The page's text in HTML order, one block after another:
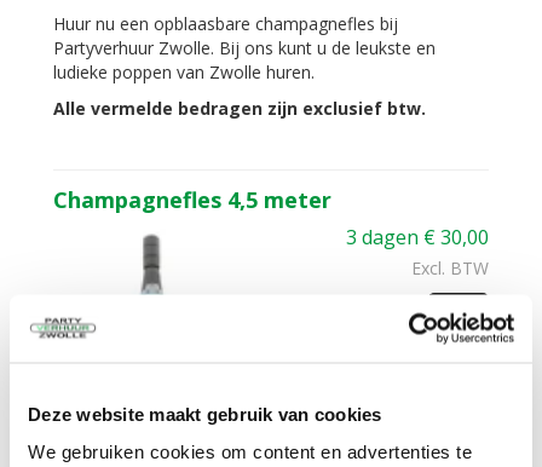
Deze website maakt gebruik van cookies
We gebruiken cookies om content en advertenties te
Huur nu een opblaasbare champagnefles bij
Partyverhuur Zwolle. Bij ons kunt u de leukste en
ludieke poppen van Zwolle huren.
Alle vermelde bedragen zijn exclusief btw.
Champagnefles 4,5 meter
3 dagen €30,00
Excl. BTW
Feest? Ontkurk de opblaasbare champagne fles!